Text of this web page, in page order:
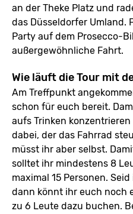
an der Theke Platz und
das Düsseldorfer Umland.
Party auf dem Prosecco-
außergewöhnliche Fahrt.
Wie läuft die Tour mit
Am Treffpunkt
schon für euch bereit.
aufs Trinken
dabei, der das Fahrrad
müsst ihr aber selbst.
solltet ihr mindestens 8
maximal 15 Personen.
dann könnt ihr euch noch
zu 6 Leute dazu buchen.